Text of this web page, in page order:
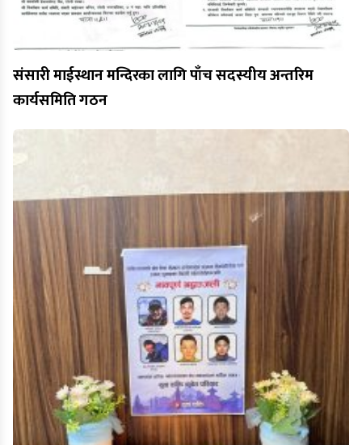
संसारी माईस्थान मन्दिरका लागि पाँच सदस्यीय अन्तरिम
कार्यसमिति गठन